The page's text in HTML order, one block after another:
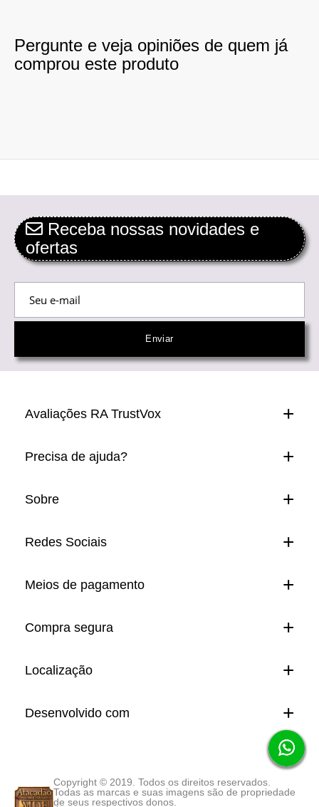
Pergunte e veja opiniões de quem já
comprou este produto
Receba nossas novidades e
ofertas
Avaliações RA TrustVox
Precisa de ajuda?
Sobre
Redes Sociais
Meios de pagamento
Compra segura
Localização
Desenvolvido com
Copyright © 2019. Todos os direitos reservados.
Todas as marcas e suas imagens são de propriedade
de seus respectivos donos.